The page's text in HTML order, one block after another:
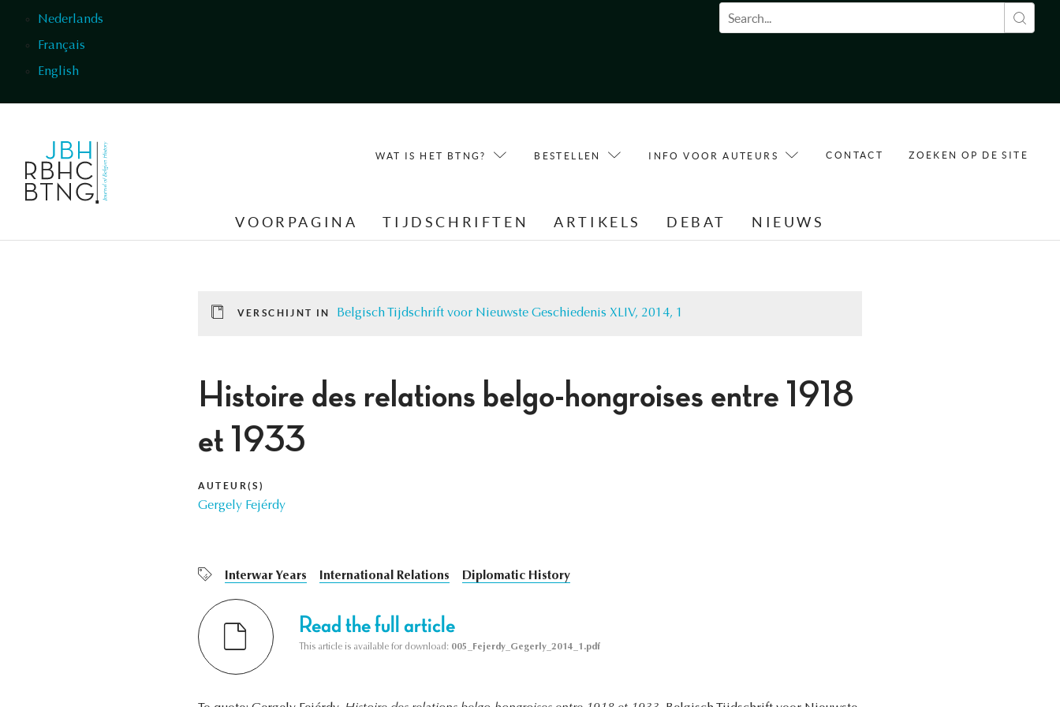
Nederlands
Français
English
Zoekveld
WAT IS HET BTNG? BESTELLEN INFO VOOR AUTEURS CONTACT ZOEKEN OP DE SITE
VOORPAGINA TIJDSCHRIFTEN ARTIKELS DEBAT NIEUWS
VERSCHIJNT IN Belgisch Tijdschrift voor Nieuwste Geschiedenis XLIV, 2014, 1
Histoire des relations belgo-hongroises entre 1918
et 1933
AUTEUR(S)
Gergely Fejérdy
Interwar Years International Relations Diplomatic History
Read the full article
This article is available for download: 005_Fejerdy_Gegerly_2014_1.pdf